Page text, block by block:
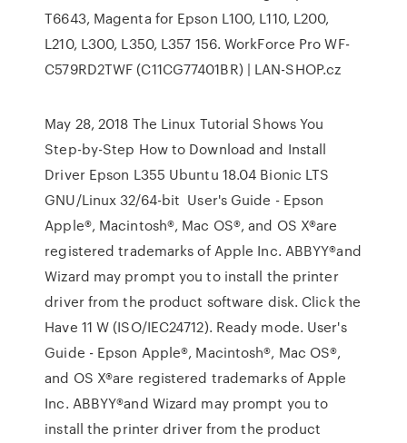
T6643, Magenta for Epson L100, L110, L200,
L210, L300, L350, L357 156. WorkForce Pro WF-
C579RD2TWF (C11CG77401BR) | LAN-SHOP.cz
May 28, 2018 The Linux Tutorial Shows You
Step-by-Step How to Download and Install
Driver Epson L355 Ubuntu 18.04 Bionic LTS
GNU/Linux 32/64-bit User's Guide - Epson
Apple®, Macintosh®, Mac OS®, and OS X®are
registered trademarks of Apple Inc. ABBYY®and
Wizard may prompt you to install the printer
driver from the product software disk. Click the
Have 11 W (ISO/IEC24712). Ready mode. User's
Guide - Epson Apple®, Macintosh®, Mac OS®,
and OS X®are registered trademarks of Apple
Inc. ABBYY®and Wizard may prompt you to
install the printer driver from the product